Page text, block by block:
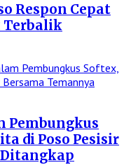
Respon Cepat
Terbalik
Pembungkus
di Poso Pesisir